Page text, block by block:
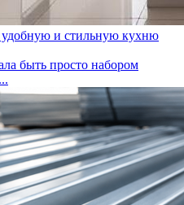
удобную и стильную кухню
быть просто набором